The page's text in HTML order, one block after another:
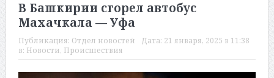
В Башкирии сгорел автобус
Махачкала — Уфа
Публикация: Отдел новостей Дата: 21 января, 2025 в 11:38
в: Новости, Происшествия